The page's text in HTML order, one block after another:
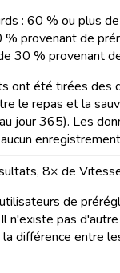
: 60 % ou plus
provenant de
30 % provenant
ont été tirées des
le repas et la
jour 365). Les
8× de
de
n'existe pas
différence entre